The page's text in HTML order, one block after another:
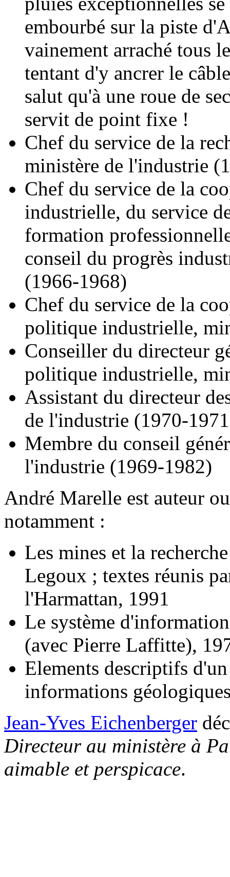
embourbé sur la piste
vainement arraché tous
tentant d'y ancrer le
salut qu'à une roue de
servit de point fixe !
Chef du service de la
ministère de l'industrie
Chef du service de la
industrielle, du service
formation
conseil du progrès
(1966-1968)
Chef du service de la
politique industrielle,
Conseiller du directeur
politique industrielle,
Assistant du directeur
de l'industrie (1970-
Membre du conseil
l'industrie (1969-1982)
André Marelle est auteur
notamment :
Les mines et la
Legoux ; textes réunis
l'Harmattan, 1991
Le système
(avec Pierre Laffitte),
Elements descriptifs
informations
Jean-Yves Eichenberger
Directeur au ministère à
aimable et perspicace.